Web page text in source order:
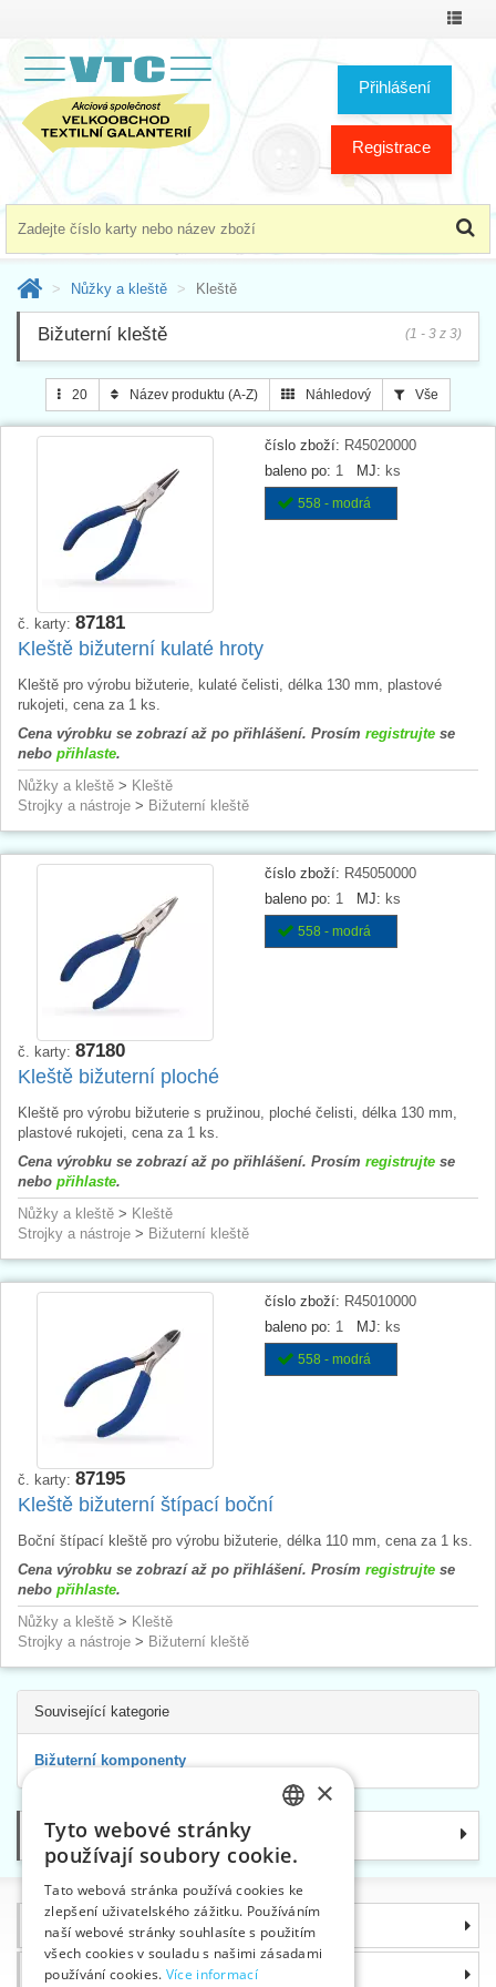
Přihlášení
Registrace
Nůžky a kleště Kleště
Bižuterní kleště (1 - 3 z 3)
20 Název produktu (A-Z) Náhledový Vše
číslo zboží: R45020000
baleno po: 1 MJ: ks
558 - modrá
č. karty: 87181
Kleště bižuterní kulaté hroty
Kleště pro výrobu bižuterie, kulaté čelisti, délka 130 mm, plastové
rukojeti, cena za 1 ks.
Cena výrobku se zobrazí až po přihlášení. Prosím registrujte se
nebo přihlaste.
Nůžky a kleště > Kleště
Strojky a nástroje > Bižuterní kleště
číslo zboží: R45050000
baleno po: 1 MJ: ks
558 - modrá
č. karty: 87180
Kleště bižuterní ploché
Kleště pro výrobu bižuterie s pružinou, ploché čelisti, délka 130 mm,
plastové rukojeti, cena za 1 ks.
Cena výrobku se zobrazí až po přihlášení. Prosím registrujte se
nebo přihlaste.
Nůžky a kleště > Kleště
Strojky a nástroje > Bižuterní kleště
číslo zboží: R45010000
baleno po: 1 MJ: ks
558 - modrá
č. karty: 87195
Kleště bižuterní štípací boční
Boční štípací kleště pro výrobu bižuterie, délka 110 mm, cena za 1 ks.
Cena výrobku se zobrazí až po přihlášení. Prosím registrujte se
nebo přihlaste.
Nůžky a kleště > Kleště
Strojky a nástroje > Bižuterní kleště
Související kategorie
Bižuterní komponenty
Kategorie
Informace
Proč si zvolit právě nás
ENGLISH
GERMAN
×
Tyto webové stránky
používají soubory cookie.
Tato webová stránka používá cookies ke
zlepšení uživatelského zážitku. Používáním
naší webové stránky souhlasíte s použitím
všech cookies v souladu s našimi zásadami
používání cookies. Více informací